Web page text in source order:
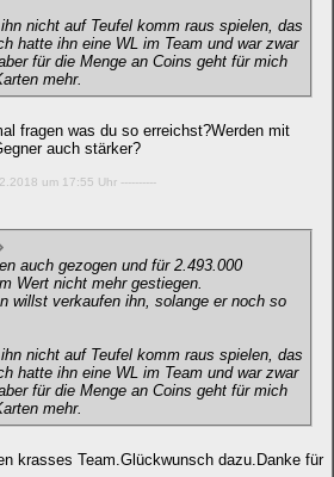
nicht auf Teufel komm raus spielen, das
hatte ihn eine WL im Team und war zwar
für die Menge an Coins geht für mich
mehr.
fragen was du so erreichst?Werden mit
auch stärker?
um 17:55 Uhr ----------
auch gezogen und für 2.493.000
Wert nicht mehr gestiegen.
willst verkaufen ihn, solange er noch so
nicht auf Teufel komm raus spielen, das
hatte ihn eine WL im Team und war zwar
für die Menge an Coins geht für mich
mehr.
krasses Team.Glückwunsch dazu.Danke für